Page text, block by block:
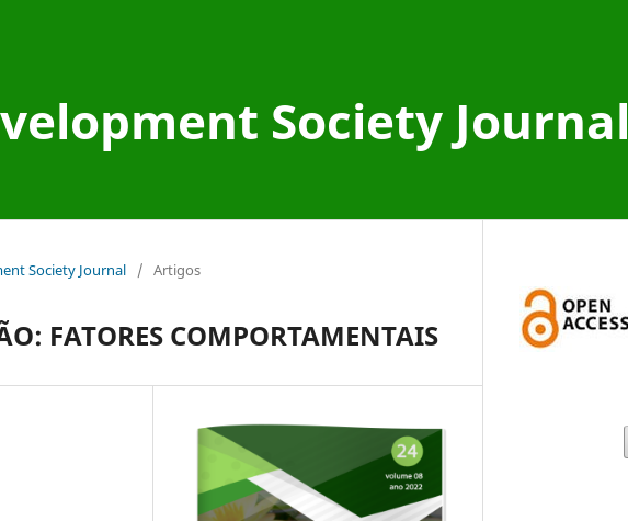
Society Journal
Society Journal / Artigos
FATORES COMPORTAMENTAIS